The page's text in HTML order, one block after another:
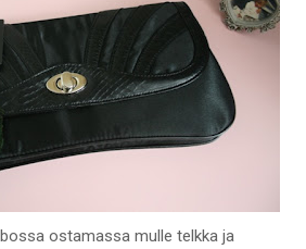
ostamassa mulle telkka ja